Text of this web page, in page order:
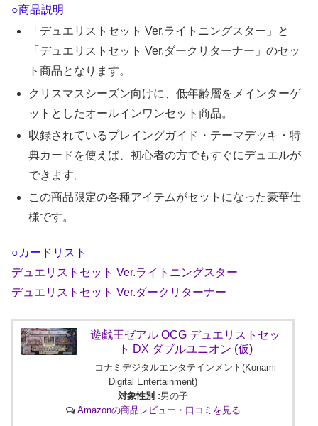
○商品説明
「デュエリストセット Ver.ライトニングスター」と
「デュエリストセット Ver.ダークリターナー」のセッ
ト商品となります。
クリスマスシーズン向けに、低年齢層をメインターゲ
ットとしたオールインワンセット商品。
収録されているプレイングガイド・テーマデッキ・特
典カードを使えば、初心者の方でもすぐにデュエルが
できます。
この商品限定の各種アイテムがセットになった豪華仕
様です。
○カードリスト
デュエリストセット Ver.ライトニングスター
デュエリストセット Ver.ダークリターナー
遊戯王ゼアル OCG デュエリストセッ
ト DX ダブルユニオン (仮)
コナミデジタルエンタテインメント(Konami
Digital Entertainment)
対象性別 :男の子
Amazonの商品レビュー・口コミを見る